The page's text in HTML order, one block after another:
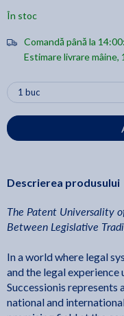
În stoc
Comandă până la 14:00:
Estimare livrare mâine,
Descrierea produsului
The Patent Universality
Between Legislative
In a world where legal
and the legal
Successionis
national and